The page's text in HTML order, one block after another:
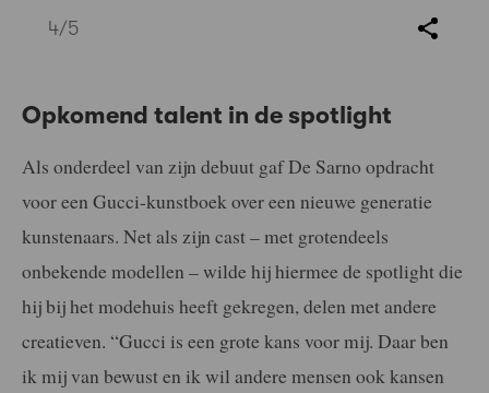
4/5
Opkomend talent in de spotlight
Als onderdeel van zijn debuut gaf De Sarno opdracht
voor een Gucci-kunstboek over een nieuwe generatie
kunstenaars. Net als zijn cast – met grotendeels
onbekende modellen – wilde hij hiermee de spotlight die
hij bij het modehuis heeft gekregen, delen met andere
creatieven. “Gucci is een grote kans voor mij. Daar ben
ik mij van bewust en ik wil andere mensen ook kansen